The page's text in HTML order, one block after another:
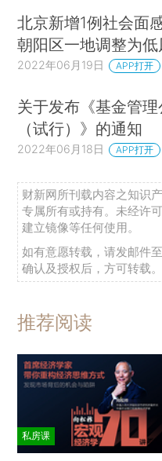
北京新增1例社会面
朝阳区一地调整为低
2022年06月19日 APP打开
关于发布《基金管
（试行）》的通知
2022年06月18日 APP打开
财新网所刊载内容之知识
专属所有或持有。未经许
建立镜像等任何使用。
如有意愿转载，请发邮件至
确认及授权后，方可转载。
推荐阅读
私房课